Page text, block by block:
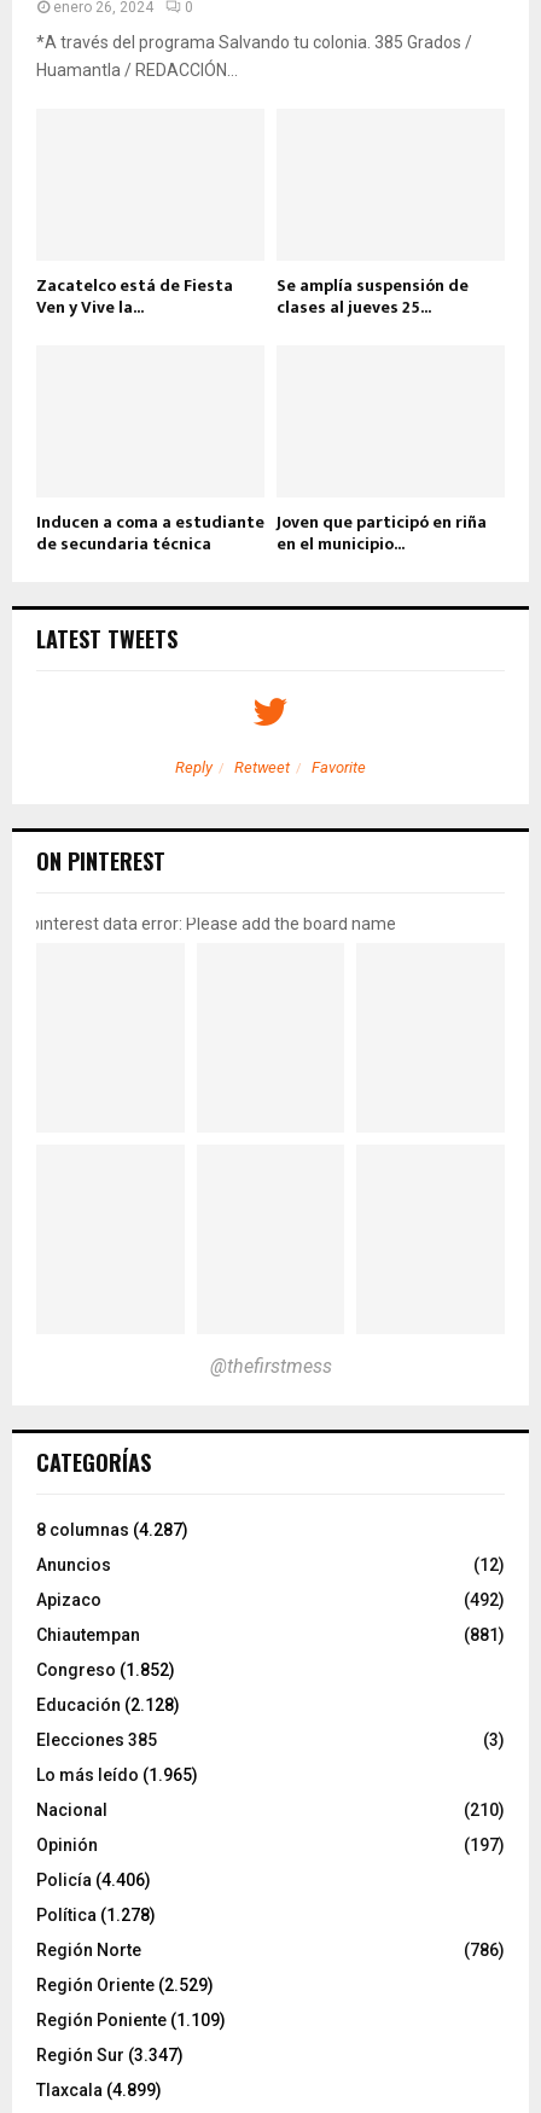
enero 26, 2024 0
*A través del programa Salvando tu colonia. 385 Grados /
Huamantla / REDACCIÓN...
Zacatelco está de Fiesta
Ven y Vive la...
Se amplía suspensión de
clases al jueves 25...
Inducen a coma a estudiante
de secundaria técnica
Joven que participó en riña
en el municipio...
LATEST TWEETS
Reply Retweet Favorite
ON PINTEREST
pinterest data error: Please add the board name
@thefirstmess
CATEGORÍAS
8 columnas (4.287)
Anuncios
(12)
Apizaco
(492)
Chiautempan
(881)
Congreso (1.852)
Educación (2.128)
Elecciones 385
(3)
Lo más leído (1.965)
Nacional
(210)
Opinión
(197)
Policía (4.406)
Política (1.278)
Región Norte
(786)
Región Oriente (2.529)
Región Poniente (1.109)
Región Sur (3.347)
Tlaxcala (4.899)